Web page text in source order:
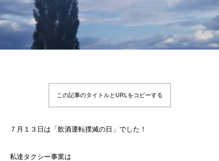
この記事のタイトルとURLをコピーする
７月１３日は「飲酒運転撲滅の日」でした！
私達タクシー事業は